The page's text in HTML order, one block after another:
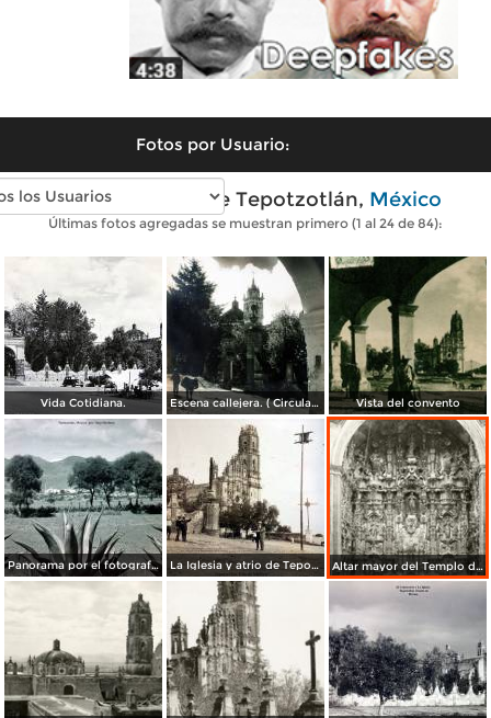
Fotos por Usuario:
Fotos antiguas de Tepotzotlán, México
Últimas fotos agregadas se muestran primero (1 al 24 de 84):
Vida Cotidiana. Escena callejera. ( Circulada el 21 de Junio de 1935 ). Vista del convento
Panorama por el fotografo Hugo Brehme. La Iglesia y atrio de Tepotzotlán, Edo de México ( Circulada el 8 de Junio de 1924 ). Altar mayor del Templo de Tepotzotlán